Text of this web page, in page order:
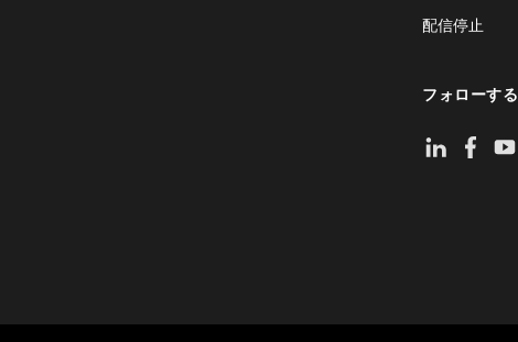
配信停止
フォローする